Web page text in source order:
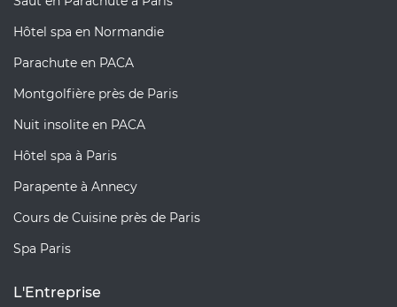
Hôtel spa en Normandie
Parachute en PACA
Montgolfière près de Paris
Nuit insolite en PACA
Hôtel spa à Paris
Parapente à Annecy
Cours de Cuisine près de Paris
Spa Paris
L'Entreprise